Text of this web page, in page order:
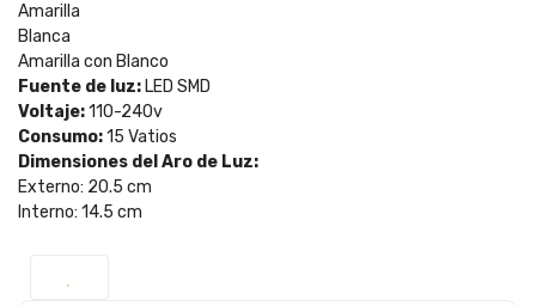
Amarilla
Blanca
Amarilla con Blanco
Fuente de luz: LED SMD
Voltaje:110-240v
Consumo:15 Vatios
Dimensiones del Aro de Luz:
Externo: 20.5 cm
Interno: 14.5 cm